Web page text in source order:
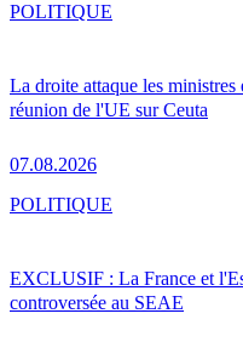
La droite attaque les
réunion de l'UE sur Ceuta
07.08.2026
POLITIQUE
EXCLUSIF : La France et
controversée au SEAE
POLITIQUE